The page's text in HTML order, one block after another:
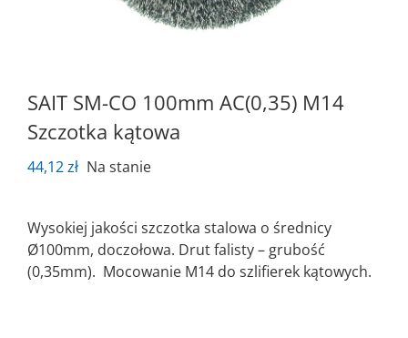
SAIT SM-CO 100mm AC(0,35) M14
Szczotka kątowa
44,12zł Na stanie
Wysokiej jakości szczotka stalowa o średnicy
Ø100mm, doczołowa. Drut falisty – grubość
(0,35mm). Mocowanie M14 do szlifierek kątowych.